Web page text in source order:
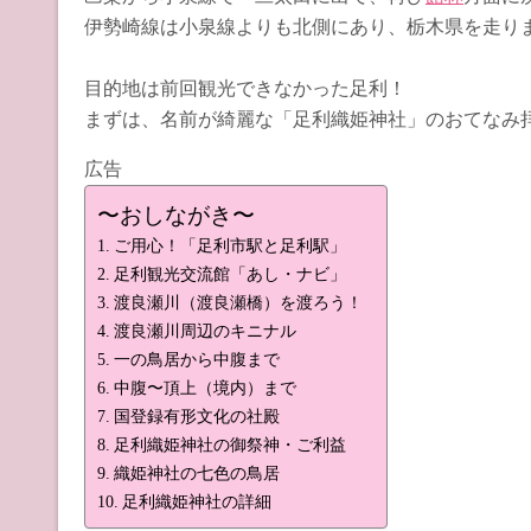
伊勢崎線は小泉線よりも北側にあり、栃木県を走り
目的地は前回観光できなかった足利！
まずは、名前が綺麗な「足利織姫神社」のおてなみ
広告
〜おしながき〜
ご用心！「足利市駅と足利駅」
足利観光交流館「あし・ナビ」
渡良瀬川（渡良瀬橋）を渡ろう！
渡良瀬川周辺のキニナル
一の鳥居から中腹まで
中腹〜頂上（境内）まで
国登録有形文化の社殿
足利織姫神社の御祭神・ご利益
織姫神社の七色の鳥居
足利織姫神社の詳細